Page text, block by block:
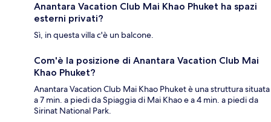
Anantara Vacation Club Mai Khao Phuket ha spazi
esterni privati?
Sì, in questa villa c'è un balcone.
Com'è la posizione di Anantara Vacation Club Mai
Khao Phuket?
Anantara Vacation Club Mai Khao Phuket è una struttura situata
a 7 min. a piedi da Spiaggia di Mai Khao e a 4 min. a piedi da
Sirinat National Park.